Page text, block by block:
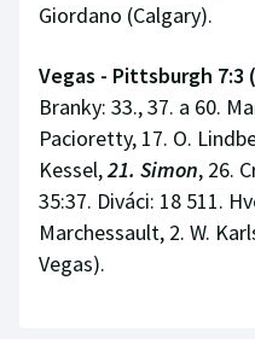
Giordano (Calgary).
Vegas - Pittsburgh 7:3
Branky: 33., 37. a 60.
Pacioretty, 17. O.
Kessel,21. Simon, 26.
35:37. Diváci: 18 511.
Marchessault, 2. W.
Vegas).